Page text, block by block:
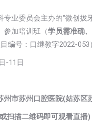
业委员会主办的“微创
参加培训班（学员需准确
编号：口继教字2022-053
-11日
州市苏州口腔医院(姑苏区
扫描二维码即可观看直播)